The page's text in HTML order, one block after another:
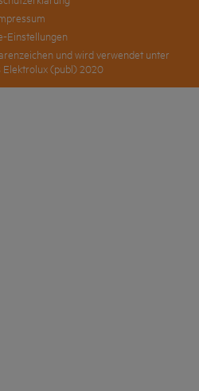
Einstellungen
und wird verwendet unter
Elektrolux (publ) 2020